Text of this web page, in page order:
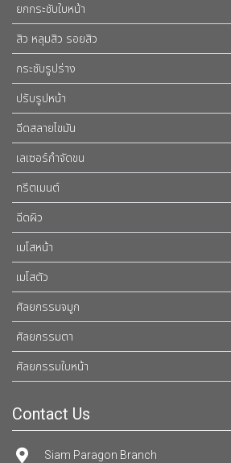
ยกกระชับใบหน้า
สิว หลุมสิว รอยสิว
กระชับรูปร่าง
ปรับรูปหน้า
ฉีดสลายไขมัน
เลเซอร์กำจัดขน
ทรีตเมนต์
ฉีดผิว
เมโสหน้า
เมโสตัว
ศัลยกรรมจมูก
ศัลยกรรมตา
ศัลยกรรมใบหน้า
Contact Us
Siam Paragon Branch